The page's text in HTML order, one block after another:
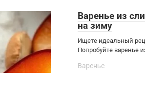
Варенье из
на зиму
Ищете идеальный
Попробуйте варенье
Варенье